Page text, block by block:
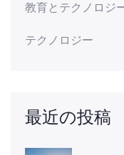
教育とテクノロジ
テクノロジー
最近の投稿